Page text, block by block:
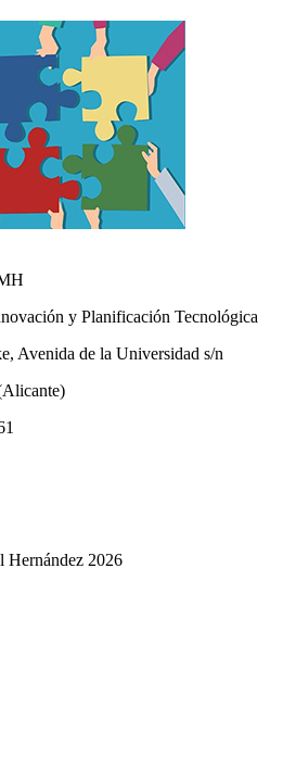
y Planificación Tecnológica
Avenida de la Universidad s/n
2026